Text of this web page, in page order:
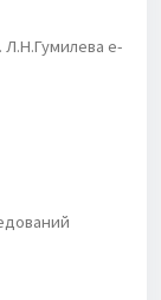
e-